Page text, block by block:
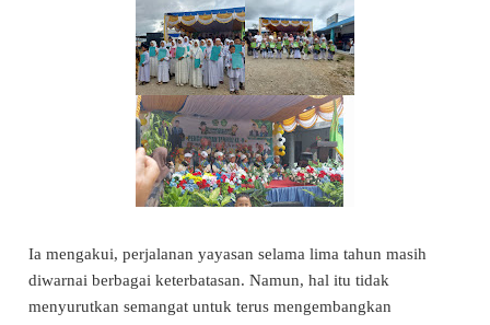
Ia mengakui, perjalanan yayasan selama lima tahun masih
diwarnai berbagai keterbatasan. Namun, hal itu tidak
menyurutkan semangat untuk terus mengembangkan